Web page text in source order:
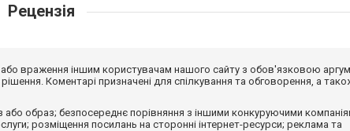
Рецензія
враження іншим користувачам нашого сайту з обов'язковою
Коментарі призначені для спілкування та обговорення, а
образ; безпосереднє порівняння з іншими конкуруючими
розміщення посилань на сторонні інтернет-ресурси; реклама та